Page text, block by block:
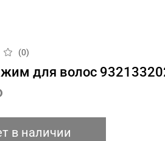
(0)
для волос
в наличии